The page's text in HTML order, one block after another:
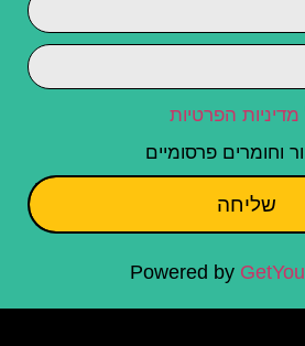
מדיניות הפרטיות
וחומרים פרסומיים
שליחה
Powered by